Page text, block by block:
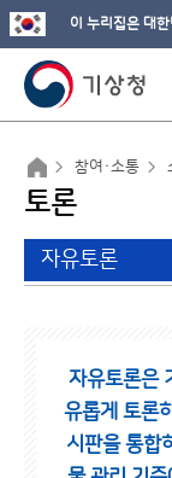
이 누리집은 대
참여·소통
토론
자유토론
자유토론은
유롭게 토론
시판을 통합